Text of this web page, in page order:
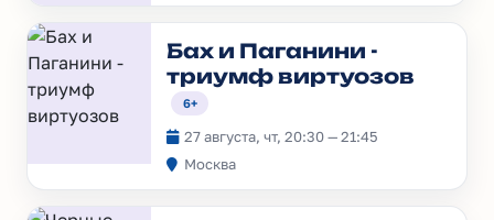
Бах и Паганини -
триумф виртуозов
6+
27 августа, чт, 20:30 — 21:45
Москва